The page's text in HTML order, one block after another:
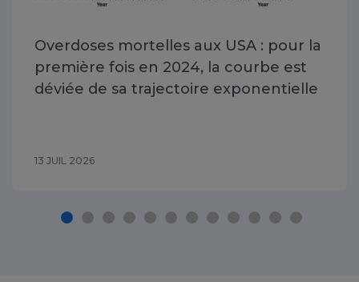
Overdoses mortelles aux USA : pour la
première fois en 2024, la courbe est
déviée de sa trajectoire exponentielle
13 JUIL 2026